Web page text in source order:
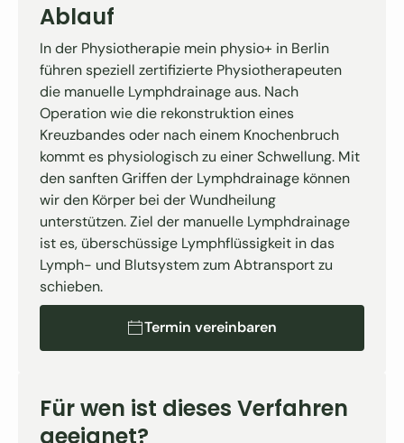
Ablauf
In der Physiotherapie mein physio+ in Berlin
führen speziell zertifizierte Physiotherapeuten
die manuelle Lymphdrainage aus. Nach
Operation wie die rekonstruktion eines
Kreuzbandes oder nach einem Knochenbruch
kommt es physiologisch zu einer Schwellung. Mit
den sanften Griffen der Lymphdrainage können
wir den Körper bei der Wundheilung
unterstützen. Ziel der manuelle Lymphdrainage
ist es, überschüssige Lymphflüssigkeit in das
Lymph- und Blutsystem zum Abtransport zu
schieben.
Termin vereinbarenTermin vereinbaren
Für wen ist dieses Verfahren
geeignet?